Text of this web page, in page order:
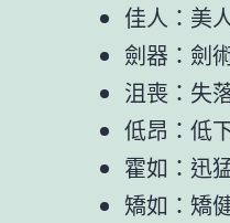
佳人：美
劍器：劍
沮喪：失
低昂：低
霍如：迅
矯如：矯